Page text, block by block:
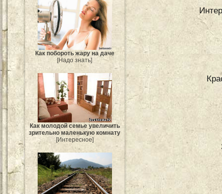
Как побороть жару на даче
[Надо знать]
Как молодой семье увеличить
зрительно маленькую комнату
[Интересное]